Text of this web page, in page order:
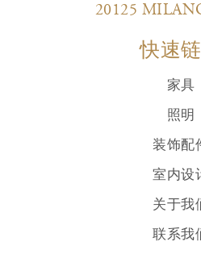
20125
快速
家具
照明
装饰配
室内设
关于我
联系我